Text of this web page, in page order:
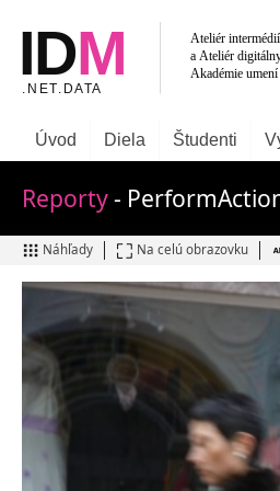
Úvod Diela Študenti
Reporty-
Náhľady Na celú obrazovku